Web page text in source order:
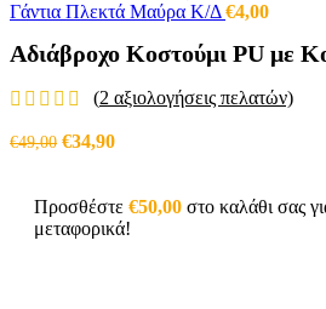
Γάντια Πλεκτά Μαύρα Κ/Δ€4,00
Αδιάβροχο Κοστούμι PU με
(2 αξιολογήσεις πελατών)
€49,00 Original
€49,00.
€34,90Η
είναι:
€34,90.
Προσθέστε €50,00 στο καλάθι σας
μεταφορικά!